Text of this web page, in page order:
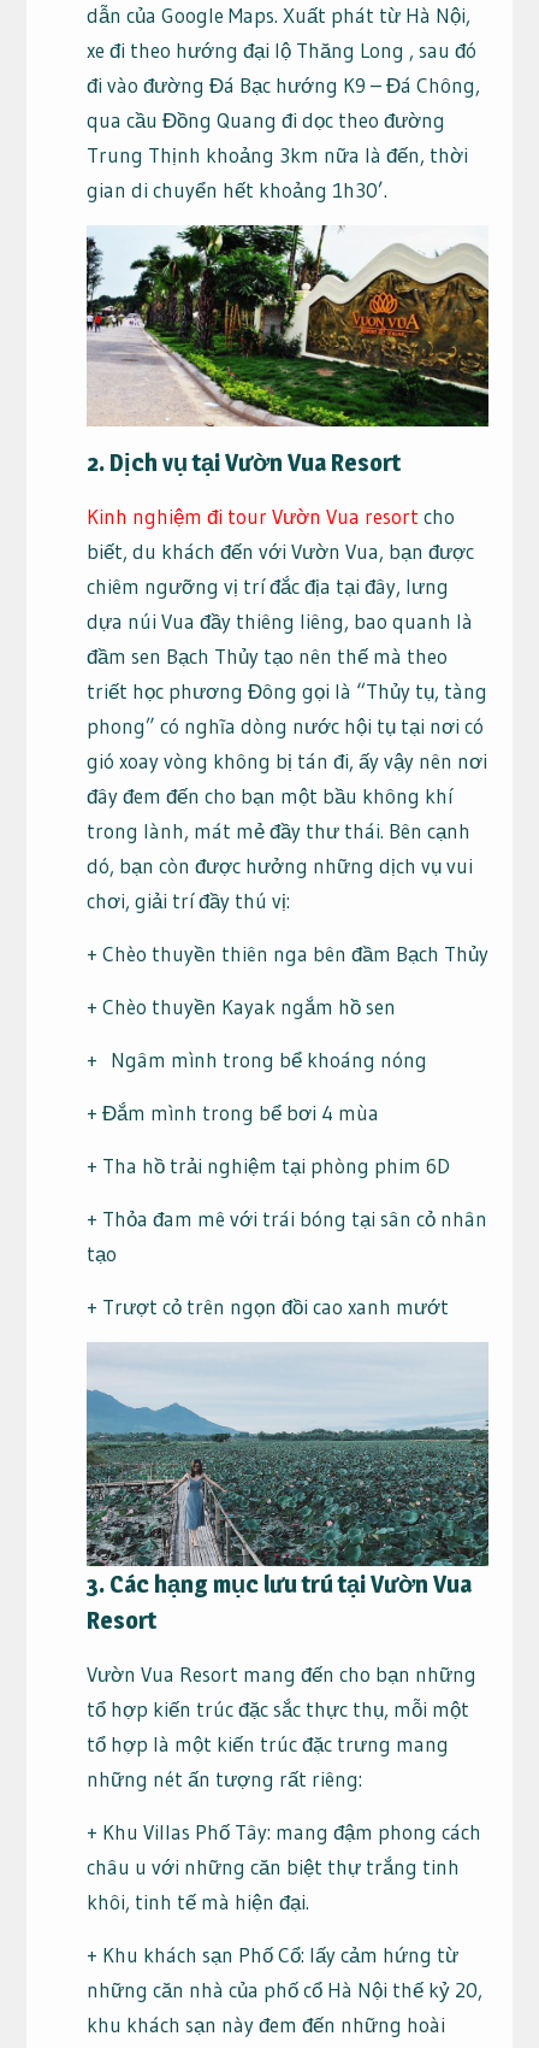
dẫn của Google Maps. Xuất phát từ Hà Nội,
xe đi theo hướng đại lộ Thăng Long , sau đó
đi vào đường Đá Bạc hướng K9 – Đá Chông,
qua cầu Đồng Quang đi dọc theo đường
Trung Thịnh khoảng 3km nữa là đến, thời
gian di chuyển hết khoảng 1h30’.
2. Dịch vụ tại Vườn Vua Resort
Kinh nghiệm đi tour Vườn Vua resort cho
biết, du khách đến với Vườn Vua, bạn được
chiêm ngưỡng vị trí đắc địa tại đây, lưng
dựa núi Vua đầy thiêng liêng, bao quanh là
đầm sen Bạch Thủy tạo nên thế mà theo
triết học phương Đông gọi là “Thủy tụ, tàng
phong” có nghĩa dòng nước hội tụ tại nơi có
gió xoay vòng không bị tán đi, ấy vậy nên nơi
đây đem đến cho bạn một bầu không khí
trong lành, mát mẻ đầy thư thái. Bên cạnh
dó, bạn còn được hưởng những dịch vụ vui
chơi, giải trí đầy thú vị:
+ Chèo thuyền thiên nga bên đầm Bạch Thủy
+ Chèo thuyền Kayak ngắm hồ sen
+ Ngâm mình trong bể khoáng nóng
+ Đắm mình trong bể bơi 4 mùa
+ Tha hồ trải nghiệm tại phòng phim 6D
+ Thỏa đam mê với trái bóng tại sân cỏ nhân
tạo
+ Trượt cỏ trên ngọn đồi cao xanh mướt
3. Các hạng mục lưu trú tại Vườn Vua
Resort
Vườn Vua Resort mang đến cho bạn những
tổ hợp kiến trúc đặc sắc thực thụ, mỗi một
tổ hợp là một kiến trúc đặc trưng mang
những nét ấn tượng rất riêng:
+ Khu Villas Phố Tây: mang đậm phong cách
châu u với những căn biệt thự trắng tinh
khôi, tinh tế mà hiện đại.
+ Khu khách sạn Phố Cổ: lấy cảm hứng từ
những căn nhà của phố cổ Hà Nội thế kỷ 20,
khu khách sạn này đem đến những hoài